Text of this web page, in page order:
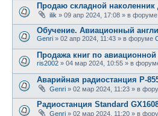
Продаю складной наколенник
ilik » 09 апр 2024, 17:08 » в форуме
Обучение. Авиационный
Genri » 02 апр 2024, 11:43 » в форуме
Продажа книг по
ris2002 » 04 мар 2024, 10:55 » в
Аварийная радиостанция Р-
Genri » 02 мар 2024, 11:23 » в
Радиостанция Standard
Genri » 02 мар 2024, 11:20 » в